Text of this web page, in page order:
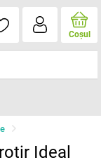
Coşul
Ideal